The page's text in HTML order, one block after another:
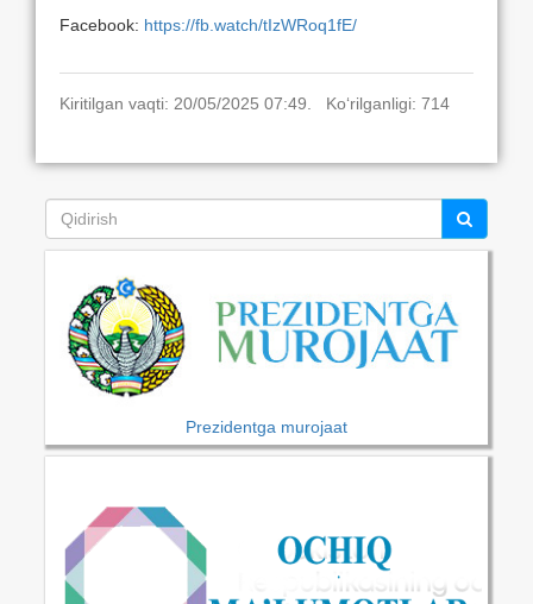
Facebook: https://fb.watch/tIzWRoq1fE/
Kiritilgan vaqti: 20/05/2025 07:49. Ko‘rilganligi: 714
Prezidentga murojaat